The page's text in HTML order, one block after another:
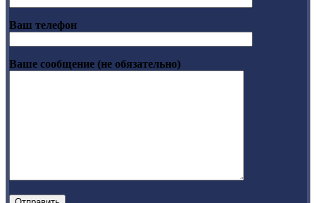
Ваш телефон
Ваше сообщение (не обязательно)